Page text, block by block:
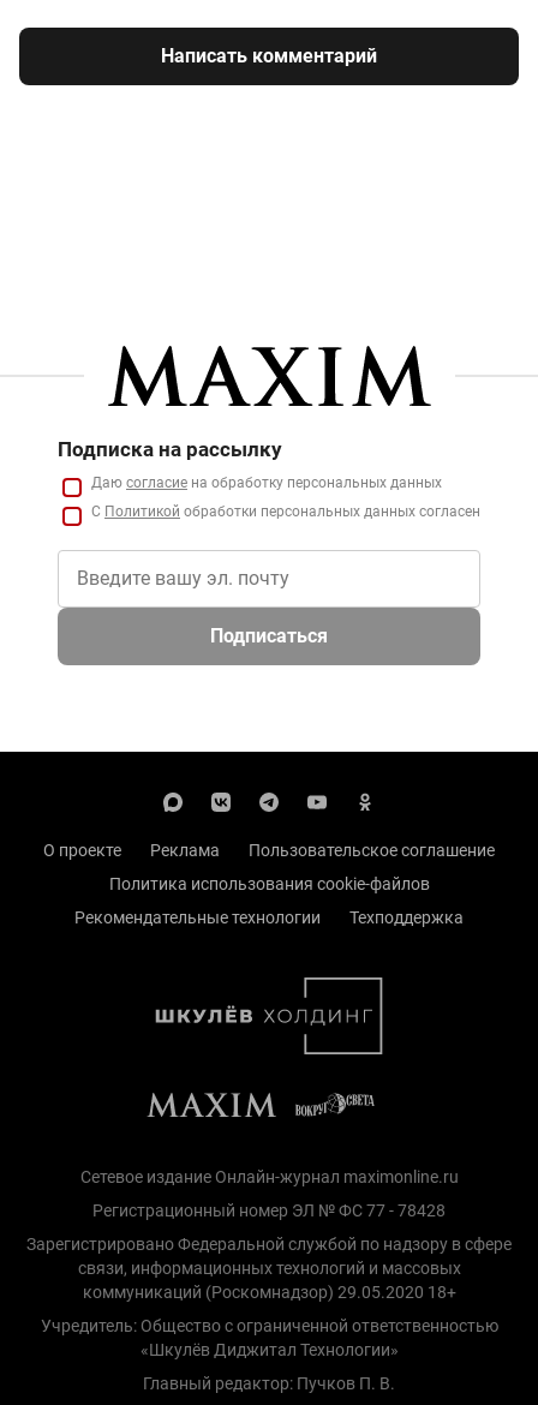
Написать комментарий
Подписка на рассылку
Даю согласие на обработку персональных данных
С Политикой обработки персональных данных согласен
Подписаться
О проекте Реклама
Пользовательское соглашение
Политика использования cookie-файлов
Рекомендательные технологии
Техподдержка
Сетевое издание Онлайн-журнал maximonline.ru
Регистрационный номер ЭЛ № ФС 77 - 78428
Зарегистрировано Федеральной службой по надзору в сфере
связи, информационных технологий и массовых
коммуникаций (Роскомнадзор) 29.05.2020 18+
Учредитель: Общество с ограниченной ответственностью
«Шкулёв Диджитал Технологии»
Главный редактор: Пучков П. В.